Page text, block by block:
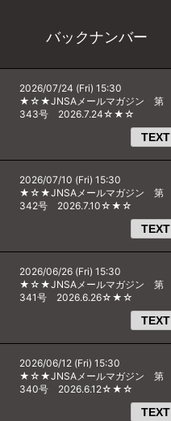
バックナンバー
2026/07/24 (Fri) 15:30
★☆★JNSAメールマガジン 第
343号 2026.7.24☆★☆
TEXT
2026/07/10 (Fri) 15:30
★☆★JNSAメールマガジン 第
342号 2026.7.10☆★☆
TEXT
2026/06/26 (Fri) 15:30
★☆★JNSAメールマガジン 第
341号 2026.6.26☆★☆
TEXT
2026/06/12 (Fri) 15:30
★☆★JNSAメールマガジン 第
340号 2026.6.12☆★☆
TEXT